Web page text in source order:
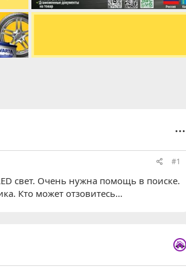
...
#1
свет. Очень нужна помощь в поиске.
Кто может отзовитесь…
...